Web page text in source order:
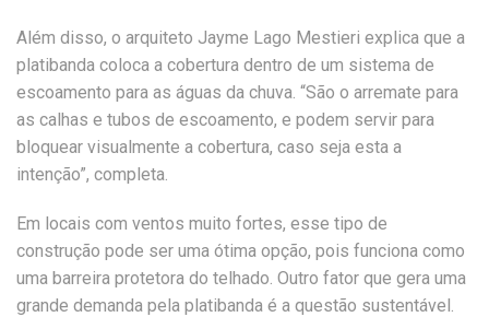
Além disso, o arquiteto Jayme Lago Mestieri explica que a
platibanda coloca a cobertura dentro de um sistema de
escoamento para as águas da chuva. “São o arremate para
as calhas e tubos de escoamento, e podem servir para
bloquear visualmente a cobertura, caso seja esta a
intenção”, completa.
Em locais com ventos muito fortes, esse tipo de
construção pode ser uma ótima opção, pois funciona como
uma barreira protetora do telhado. Outro fator que gera uma
grande demanda pela platibanda é a questão sustentável.